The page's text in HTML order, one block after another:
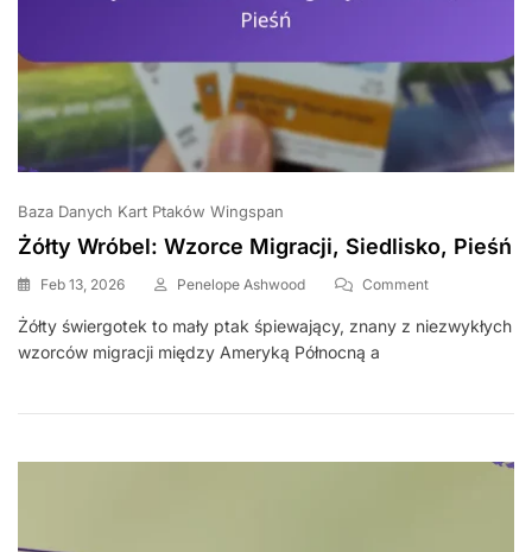
Baza Danych Kart Ptaków Wingspan
Żółty Wróbel: Wzorce Migracji, Siedlisko, Pieśń
Feb 13, 2026 Penelope Ashwood CommentOn
Wróbel:
Pieśń
Żółty świergotek to mały ptak śpiewający, znany z niezwykłych
wzorców migracji między Ameryką Północną a